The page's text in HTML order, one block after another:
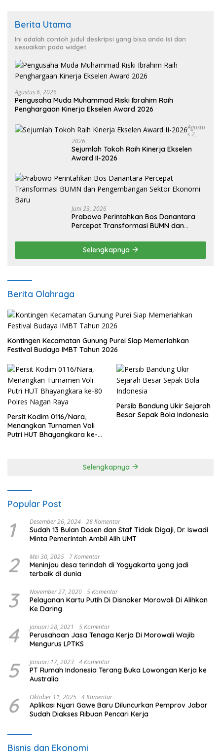
Berita Utama
Ini adalah contoh judul deskripsi yang bisa anda isi dan
sesuaikan pada widget
Agustus 6, 2026
Pengusaha Muda Muhammad Riski Ibrahim Raih
Penghargaan Kinerja Ekselen Award 2026
Agustu
S 2,
2026
Sejumlah Tokoh Raih Kinerja Ekselen
Award II-2026
Juni 23, 2026
Prabowo Perintahkan Bos Danantara
Percepat Transformasi BUMN dan
Selengkapnya
Berita Olahraga
Kontingen Kecamatan Gunung Purei Siap Memeriahkan
Festival Budaya IMBT Tahun 2026
Persit Kodim 0116/Nara,
Menangkan Turnamen Voli
Putri HUT Bhayangkara ke-
Persib Bandung Ukir Sejarah
Besar Sepak Bola Indonesia
Selengkapnya
Popular Post
1 Desember 26, 2024 28 Komentar
Sudah 13 Bulan Dosen dan Staf Tidak Digaji, Dr. Iswadi
Minta Pemerintah Ambil Alih UMT
2 Mei 30, 2025 7 Komentar
Meninjau desa terindah di Yogyakarta yang jadi
terbaik di dunia
3 November 27, 2020 5 Komentar
Pelayanan Kartu Putih Di Disnaker Morowali Di Alihkan
Ke Daring
4 Januari 28, 2021 5 Komentar
Perusahaan Jasa Tenaga Kerja Di Morowali Wajib
Mengurus LPTKS
5 Januari 17, 2023 4 Komentar
PT Rumah Indonesia Terang Buka Lowongan Kerja ke
Australia
6 Oktober 11, 2025 4 Komentar
Aplikasi Nyari Gawe Baru Diluncurkan Pemprov Jabar
Sudah Diakses Ribuan Pencari Kerja
Bisnis dan Ekonomi